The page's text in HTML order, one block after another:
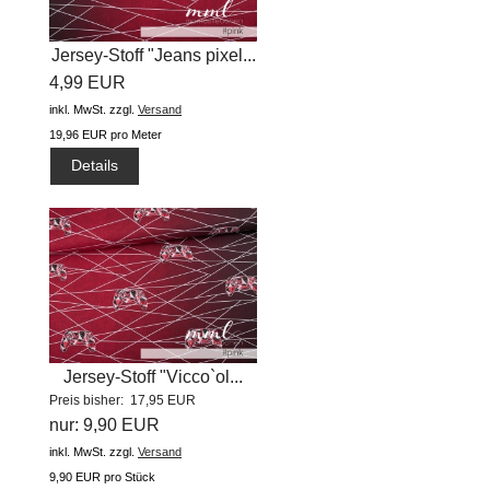
Jersey-Stoff "Jeans pixel...
4,99 EUR
inkl. MwSt. zzgl. Versand
19,96 EUR pro Meter
Details
Jersey-Stoff "Vicco`ol...
Preis bisher: 17,95 EUR
nur: 9,90 EUR
inkl. MwSt. zzgl. Versand
9,90 EUR pro Stück